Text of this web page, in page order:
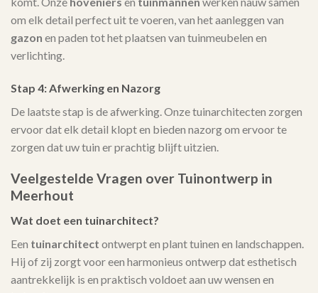
om elk detail perfect uit te voeren, van het aanleggen van
gazon en paden tot het plaatsen van tuinmeubelen en
verlichting.
Stap 4: Afwerking en Nazorg
De laatste stap is de afwerking. Onze tuinarchitecten zorgen
ervoor dat elk detail klopt en bieden nazorg om ervoor te
zorgen dat uw tuin er prachtig blijft uitzien.
Veelgestelde Vragen over Tuinontwerp in
Meerhout
Wat doet een tuinarchitect?
Een tuinarchitect ontwerpt en plant tuinen en landschappen.
Hij of zij zorgt voor een harmonieus ontwerp dat esthetisch
aantrekkelijk is en praktisch voldoet aan uw wensen en